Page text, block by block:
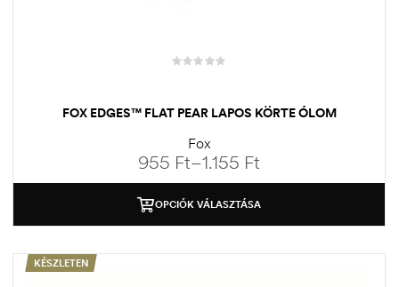
FOX EDGES™ FLAT PEAR LAPOS KÖRTE ÓLOM
Fox
955 Ft–1.155 Ft
OPCIÓK VÁLASZTÁSA
KÉSZLETEN